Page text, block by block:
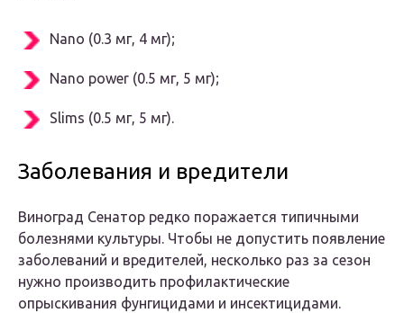
Nano (0.3 мг, 4 мг);
Nano power (0.5 мг, 5 мг);
Slims (0.5 мг, 5 мг).
Заболевания и вредители
Виноград Сенатор редко поражается типичными
болезнями культуры. Чтобы не допустить появление
заболеваний и вредителей, несколько раз за сезон
нужно производить профилактические
опрыскивания фунгицидами и инсектицидами.